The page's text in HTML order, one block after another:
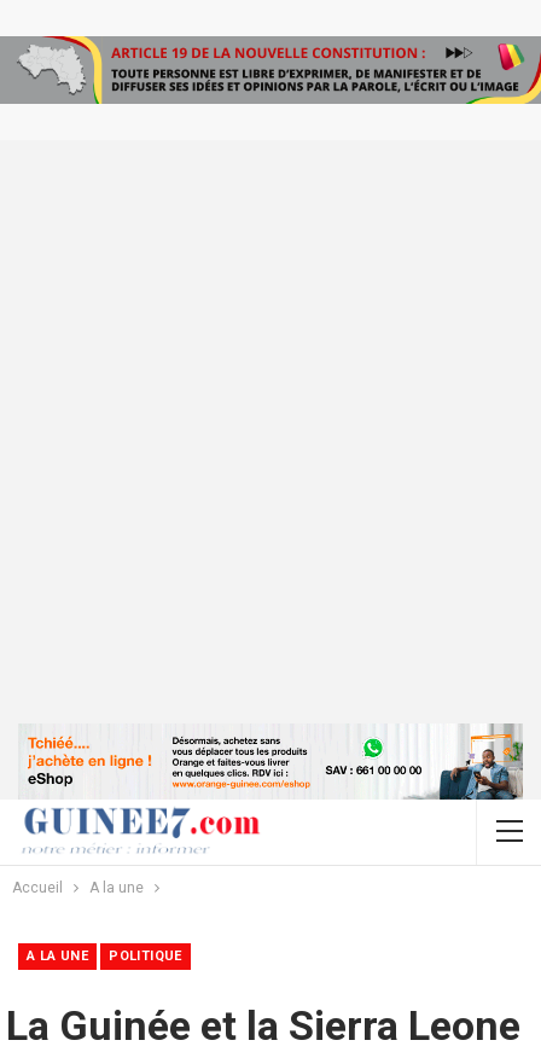
Accueil A la une
A LA UNE POLITIQUE
La Guinée et la Sierra Leone